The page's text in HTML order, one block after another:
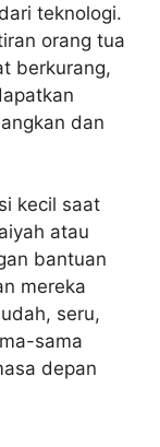
teknologi.
orang tua
berkurang,
dan
kecil saat
atau
bantuan
mereka
seru,
sama
depan